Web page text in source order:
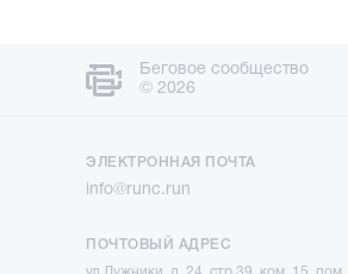
Беговое сообщество
© 2026
ЭЛЕКТРОННАЯ ПОЧТА
info@runc.run
ПОЧТОВЫЙ АДРЕС